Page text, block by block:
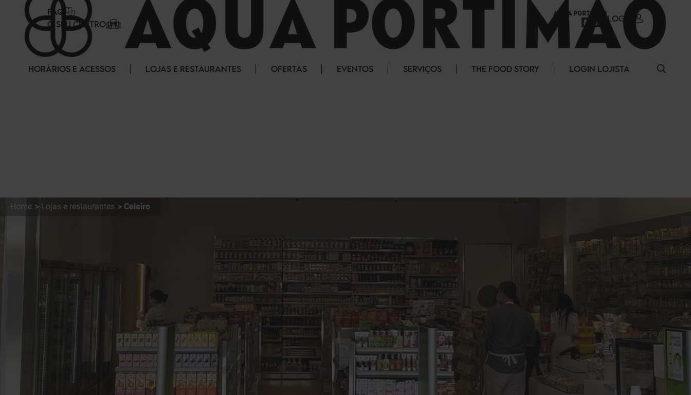
FAQ
O SEU CENTRO
LOGIN
HORÁRIOS E ACESSOS LOJAS E RESTAURANTES OFERTAS EVENTOS SERVIÇOS THE FOOD STORY LOGIN LOJISTA
Home Lojas e restaurantes Celeiro
Painel de Gerenciamento de Cookies